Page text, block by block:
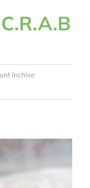
închise
Important